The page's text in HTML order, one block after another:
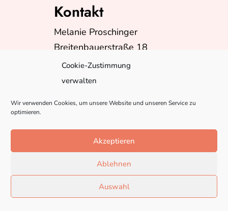
Cookie-Zustimmung
verwalten
Wir verwenden Cookies, um unsere Website und unseren Service zu
optimieren.
Akzeptieren
Ablehnen
Auswahl
Kontakt
Melanie Proschinger
Breitenbauerstraße 18
A-5230 Mattighofen
Telefon:+43(0)6602624399